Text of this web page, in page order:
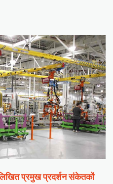
प्रमुख प्रदर्शन संकेतकों